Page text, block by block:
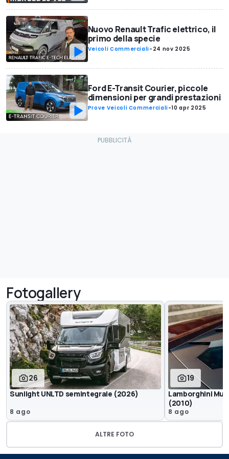
Nuovo Renault Trafic elettrico, il
primo della specie
Veicoli Commerciali- 24 nov 2025
Ford E-Transit Courier, piccole
dimensioni per grandi prestazioni
Prove Veicoli Commerciali-10 apr 2025
Fotogallery
26
Sunlight UNLTD semintegrale (2026)
8 ago
19
Lamborghini
(2010)
8 ago
ALTRE FOTO